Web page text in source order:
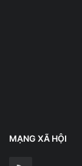
MẠNG XÃ HỘI